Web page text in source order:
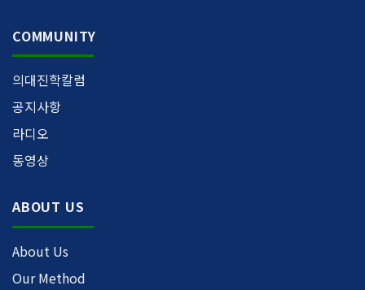
COMMUNITY
의대진학칼럼
공지사항
라디오
동영상
ABOUT US
About Us
Our Method